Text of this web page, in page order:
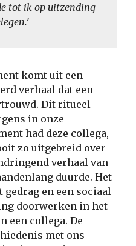
tot ik op uitzending
komt uit een
verhaal dat een
Dit ritueel
in onze
had deze collega,
zo uitgebreid over
verhaal van
duurde. Het
en een sociaal
doorwerken in het
een collega. De
met ons